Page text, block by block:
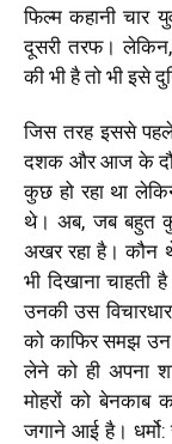
फिल्म कहानी चार
दूसरी तरफ।
की भी है तो भी इसे
जिस तरह इससे पहले
दशक और आज के दौर
कुछ हो रहा था
थे। अब, जब बहुत
अखर रहा है। कौन
भी दिखाना चाहती
उनकी उस
को काफिर समझ
लेने को ही अपना
मोहरों को
जगाने आई है। धर्मो: